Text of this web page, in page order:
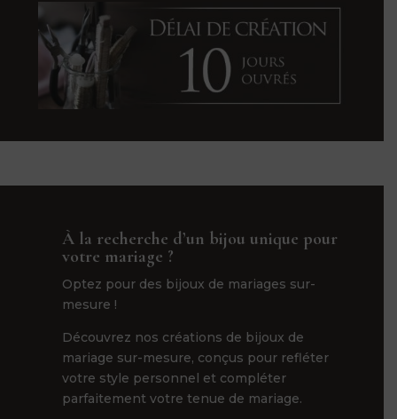
À la recherche d’un bijou unique pour
votre mariage ?
Optez pour des bijoux de mariages sur-
mesure !
Découvrez nos créations de bijoux de
mariage sur-mesure, conçus pour refléter
votre style personnel et compléter
parfaitement votre tenue de mariage.